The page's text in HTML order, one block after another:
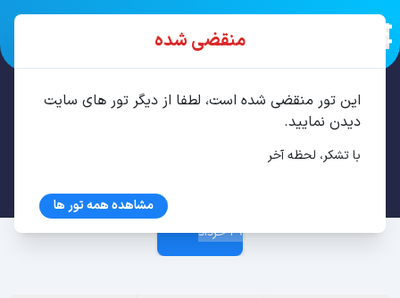
تور تفلیس 3 شب خرداد
29 خرداد
منقضی شده
این تور منقضی شده است، لطفا از دیگر تور های سایت
دیدن نمایید.
با تشکر، لحظه آخر
مشاهده همه تور ها